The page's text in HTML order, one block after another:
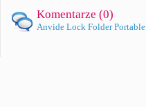
Komentarze (0)
Anvide Lock Folder Portable